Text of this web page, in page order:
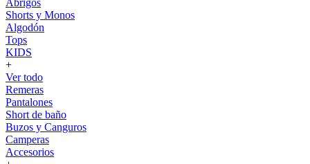
Abrigos
Shorts y Monos
Algodón
Tops
KIDS
+
Ver todo
Remeras
Pantalones
Short de baño
Buzos y Canguros
Camperas
Accesorios